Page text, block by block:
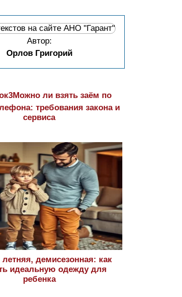
Автор:
Орлов Григорий
Можно ли взять заём по
требования закона и
сервиса
демисезонная: как
идеальную одежду для
ребенка